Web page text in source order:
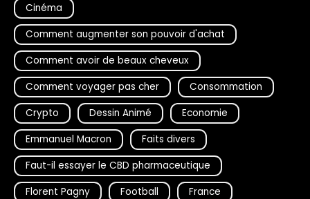
Cinéma
Comment augmenter son pouvoir d'achat
Comment avoir de beaux cheveux
Comment voyager pas cher
Consommation
Crypto
Dessin Animé
Economie
Emmanuel Macron
Faits divers
Faut-il essayer le CBD pharmaceutique
Florent Pagny
Football
France